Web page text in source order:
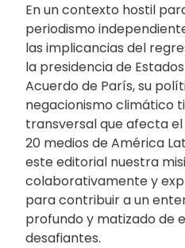
En un contexto hostil
periodismo
las implicancias del
la presidencia de
Acuerdo de París, su
negacionismo climático
transversal que afecta
20 medios de América
este editorial nuestra
colaborativamente y
para contribuir a un
profundo y matizado de
desafiantes.